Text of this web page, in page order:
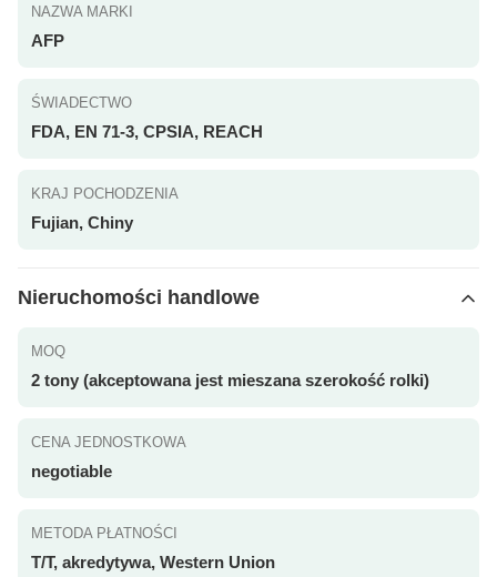
NAZWA MARKI
AFP
ŚWIADECTWO
FDA, EN 71-3, CPSIA, REACH
KRAJ POCHODZENIA
Fujian, Chiny
Nieruchomości handlowe
MOQ
2 tony (akceptowana jest mieszana szerokość rolki)
CENA JEDNOSTKOWA
negotiable
METODA PŁATNOŚCI
T/T, akredytywa, Western Union